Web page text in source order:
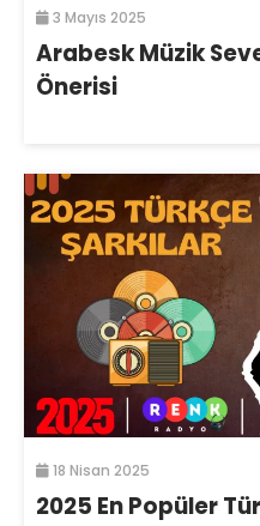
3 Mayıs 2025
Arabesk Müzik
Önerisi
18 Nisan 2025
2025 En Popüler